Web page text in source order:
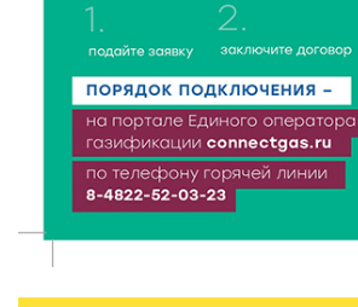
7 Авг 2026 14:02 127
Владимир Васильев получил
кандидата в депутаты Госдумы IX
7 Авг 2026 13:32 165
В Старице состоится бесплатный